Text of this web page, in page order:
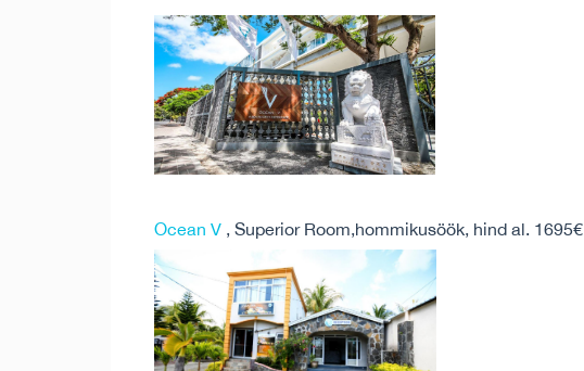
Ocean V , Superior Room,hommikusöök, hind al. 1695€